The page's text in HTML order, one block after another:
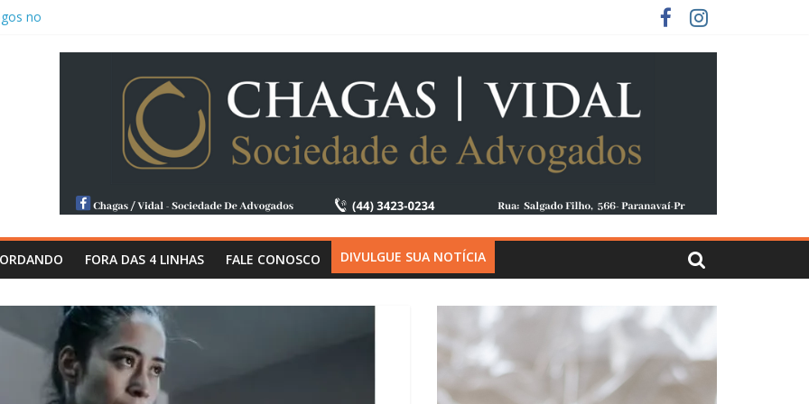
no
em
os reforços do
a Copa
FORA DAS 4 LINHAS FALE CONOSCO DIVULGUE SUA NOTÍCIA